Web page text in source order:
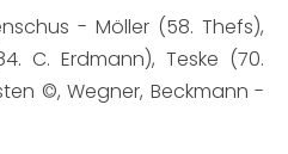
- Möller (58. Thefs),
C. Erdmann), Teske (70.
©, Wegner, Beckmann -